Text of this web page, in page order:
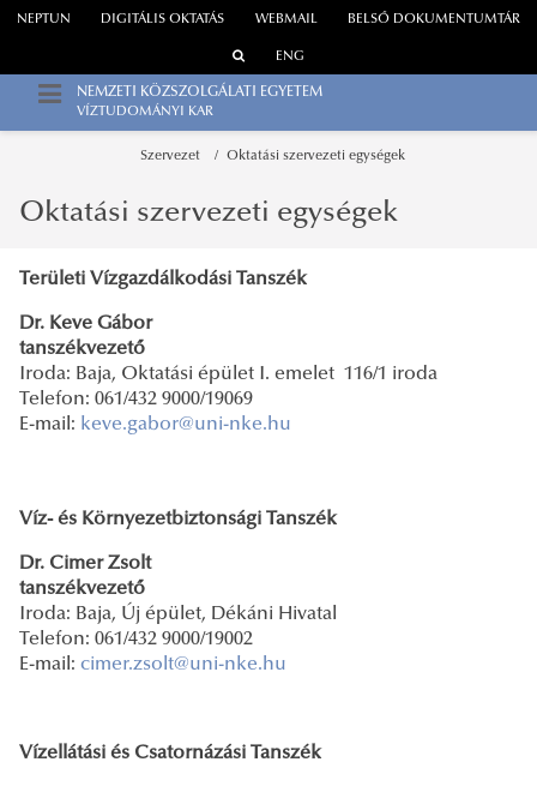
WEBMAIL
NEPTUN DIGITÁLIS OKTATÁS BELSŐ DOKUMENTUMTÁR
ENG
NEMZETI KÖZSZOLGÁLATI EGYETEM
VÍZTUDOMÁNYI KAR
Szervezet Oktatási szervezeti egységek
Oktatási szervezeti egységek
Területi Vízgazdálkodási Tanszék
Dr. Keve Gábor
tanszékvezető
Iroda: Baja, Oktatási épület I. emelet 116/1 iroda
Telefon: 061/432 9000/19069
E-mail: keve.gabor@uni-nke.hu
Víz- és Környezetbiztonsági Tanszék
Dr. Cimer Zsolt
tanszékvezető
Iroda: Baja, Új épület, Dékáni Hivatal
Telefon: 061/432 9000/19002
E-mail: cimer.zsolt@uni-nke.hu
Vízellátási és Csatornázási Tanszék